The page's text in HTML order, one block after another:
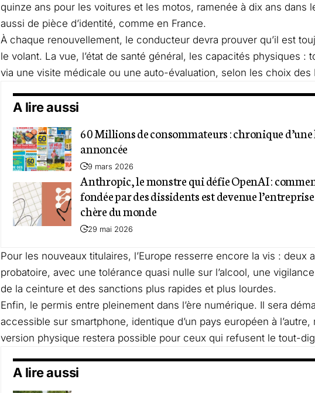
quinze ans pour les voitures et les motos, ramenée à dix ans dans
aussi de pièce d’identité, comme en France.
À chaque renouvellement, le conducteur devra prouver qu’il est
le volant. La vue, l’état de santé général, les capacités physiques :
via une visite médicale ou une auto-évaluation, selon les choix des
A lire aussi
60 Millions de consommateurs : chronique
annoncée
9 mars 2026
Anthropic, le monstre qui défie OpenAI :
fondée par des dissidents est devenue
chère du monde
29 mai 2026
Pour les nouveaux titulaires, l’Europe resserre encore la vis : deux
probatoire, avec une tolérance quasi nulle sur l’alcool, une
de la ceinture et des sanctions plus rapides et plus lourdes.
Enfin, le permis entre pleinement dans l’ère numérique. Il sera
accessible sur smartphone, identique d’un pays européen à l’autre,
version physique restera possible pour ceux qui refusent le tout-
A lire aussi